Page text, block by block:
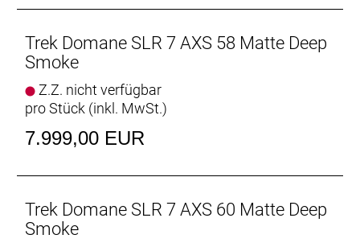
Schalthebel: SRAM Force AXS E1 // SRAM Force
Hinterradbremse: SRAM Paceline X, abgerundet,
Centerlock, 160 mm
Max. Bremsscheibendu
Centerlock, 160 mm
Max. Bremsscheibendu
Trek Domane SLR 7 AXS 58 Matte Deep
Smoke
Z.Z. nicht verfügbar
pro Stück (inkl. MwSt.)
7.999,00 EUR
Trek Domane SLR 7 AXS 60 Matte Deep
Smoke